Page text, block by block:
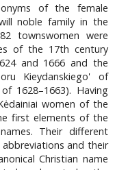
of the female
noble family in the
townswomen were
of the 17th century
and 1666 and the
Kieydanskiego' of
1628–1663). Having
women of the
first elements of the
Their different
and their
Christian name